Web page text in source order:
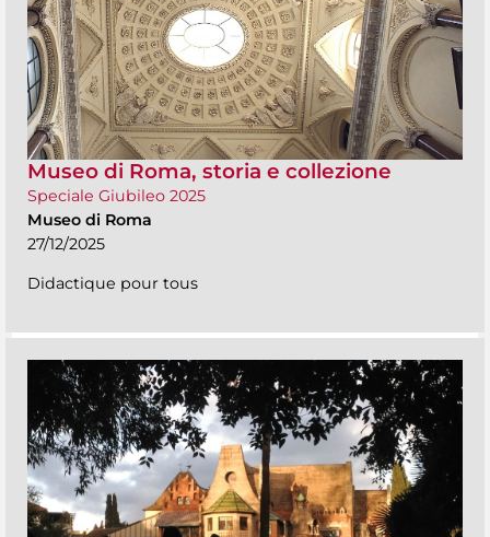
Museo di Roma, storia e collezione
Speciale Giubileo 2025
Museo di Roma
27/12/2025
Didactique pour tous